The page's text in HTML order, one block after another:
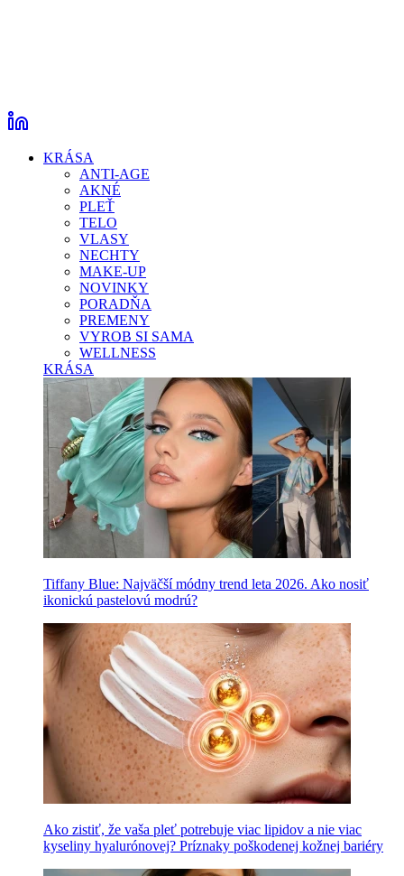
KRÁSA
ANTI-AGE
AKNÉ
PLEŤ
TELO
VLASY
NECHTY
MAKE-UP
NOVINKY
PORADŇA
PREMENY
VYROB SI SAMA
WELLNESS
KRÁSA
Tiffany Blue: Najväčší módny trend leta 2026. Ako nosiť
ikonickú pastelovú modrú?
Ako zistiť, že vaša pleť potrebuje viac lipidov a nie viac
kyseliny hyalurónovej? Príznaky poškodenej kožnej bariéry